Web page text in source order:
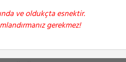
ve oldukçta esnektir.
gerekmez!